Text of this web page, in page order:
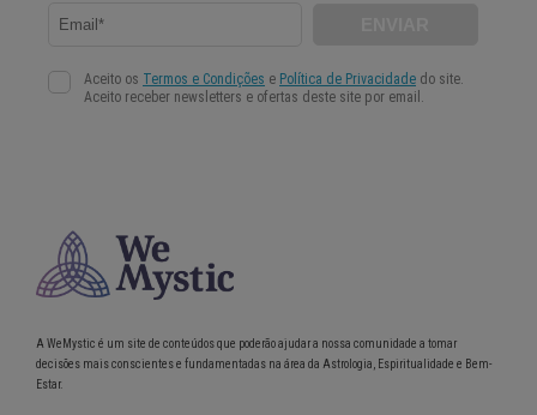
A WeMystic é um site de conteúdos que poderão ajudar a nossa comunidade a tomar
decisões mais conscientes e fundamentadas na área da Astrologia, Espiritualidade e Bem-
Estar.